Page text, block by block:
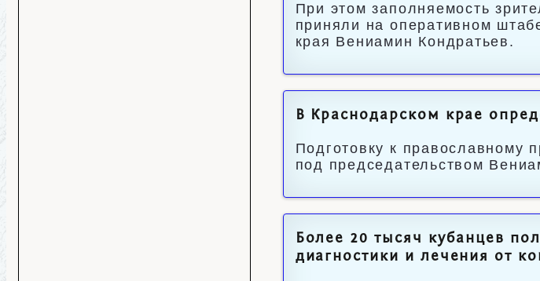
При этом заполняемость
приняли на оперативном
края Вениамин Кондратьев.
В Краснодарском крае
Подготовку к православному
под председательством
Более 20 тысяч кубанцев
диагностики и лечения от